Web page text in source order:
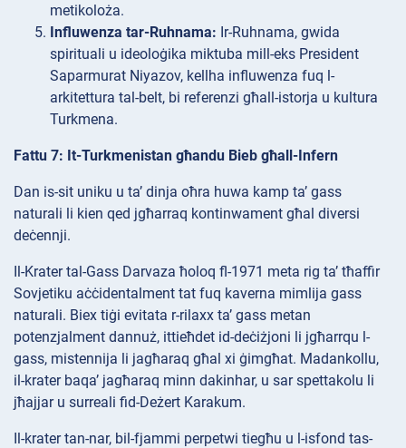
metikoloża.
Influwenza tar-Ruhnama: Ir-Ruhnama, gwida
spirituali u ideoloġika miktuba mill-eks President
Saparmurat Niyazov, kellha influwenza fuq l-
arkitettura tal-belt, bi referenzi għall-istorja u kultura
Turkmena.
Fattu 7: It-Turkmenistan għandu Bieb għall-Infern
Dan is-sit uniku u ta’ dinja oħra huwa kamp ta’ gass
naturali li kien qed jgħarraq kontinwament għal diversi
deċennji.
Il-Krater tal-Gass Darvaza ħoloq fl-1971 meta rig ta’ tħaffir
Sovjetiku aċċidentalment tat fuq kaverna mimlija gass
naturali. Biex tiġi evitata r-rilaxx ta’ gass metan
potenzjalment dannuż, ittieħdet id-deċiżjoni li jgħarrqu l-
gass, mistennija li jagħaraq għal xi ġimgħat. Madankollu,
il-krater baqa’ jagħaraq minn dakinhar, u sar spettakolu li
jħajjar u surreali fid-Deżert Karakum.
Il-krater tan-nar, bil-fjammi perpetwi tiegħu u l-isfond tas-